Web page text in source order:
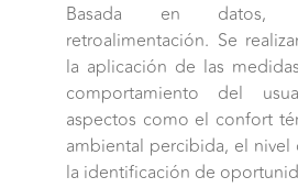
Basada en datos,
retroalimentación. Se
la aplicación de las
comportamiento del
aspectos como el confort
ambiental percibida, el nivel
la identificación de